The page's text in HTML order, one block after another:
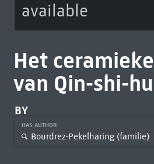
available
Het
van Qin-shi-
BY
HAS AUTHOR
Bourdrez-Pekelharing (familie)